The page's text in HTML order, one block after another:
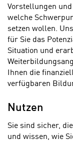
Vorstellungen
welche
setzen wollen.
für Sie das
Situation und
Ihnen die
verfügbaren
Nutzen
Sie sind sicher,
und wissen, wie